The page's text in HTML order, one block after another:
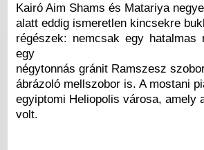
Kairó Aim Shams és Matariya
alatt eddig ismeretlen kincsekre
régészek: nemcsak egy
egy
négytonnás gránit Ramszesz
ábrázoló mellszobor is. A mostani
egyiptomi Heliopolis városa, amely
volt.